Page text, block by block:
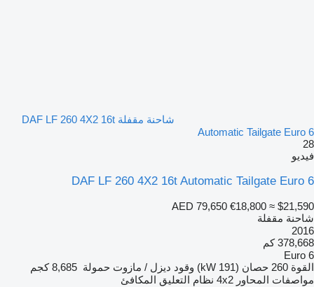
شاحنة مقفلة DAF LF 260 4X2 16t
Automatic Tailgate Euro 6
28
فيديو
DAF LF 260 4X2 16t Automatic Tailgate Euro 6
AED 79,650 €18,800 ≈ $21,590
شاحنة مقفلة
2016
378,668 كم
Euro 6
القوة 260 حصان (191 kW) وقود ديزل / مازوت حمولة 8,685 كجم
مواصفات المحاور 4x2 نظام التعليق المكافئ